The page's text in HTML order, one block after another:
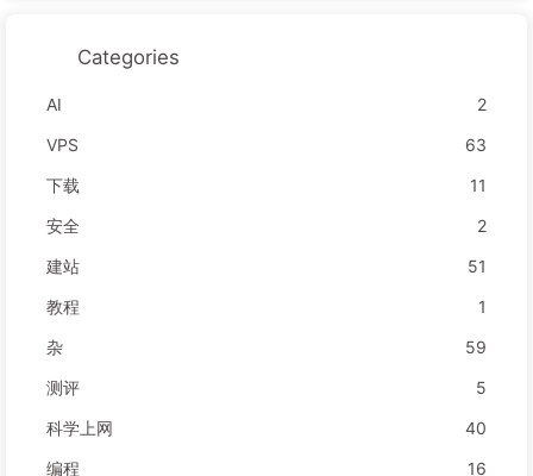
Categories
AI
2
VPS
63
下载
11
安全
2
建站
51
教程
1
杂
59
测评
5
科学上网
40
编程
16